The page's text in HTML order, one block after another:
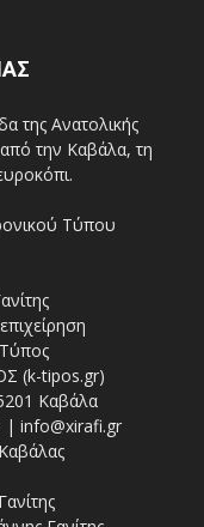
της Ανατολικής
από την Καβάλα, τη
(k-tipos.gr)
Καβάλα
| info@xirafi.gr